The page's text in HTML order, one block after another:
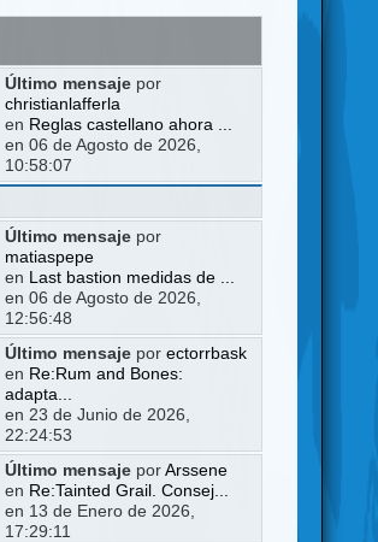
Último mensajepor
christianlafferla
en Reglas castellano ahora ...
en 06 de Agosto de 2026,
10:58:07
Último mensajepor
matiaspepe
en
Last bastion medidas de ...
en 06 de Agosto de 2026,
12:56:48
Último mensajepor ectorrbask
en Re:Rum and Bones:
adapta...
en 23 de Junio de 2026,
22:24:53
Último mensajepor Arssene
en Re:Tainted Grail. Consej...
en 13 de Enero de 2026,
17:29:11